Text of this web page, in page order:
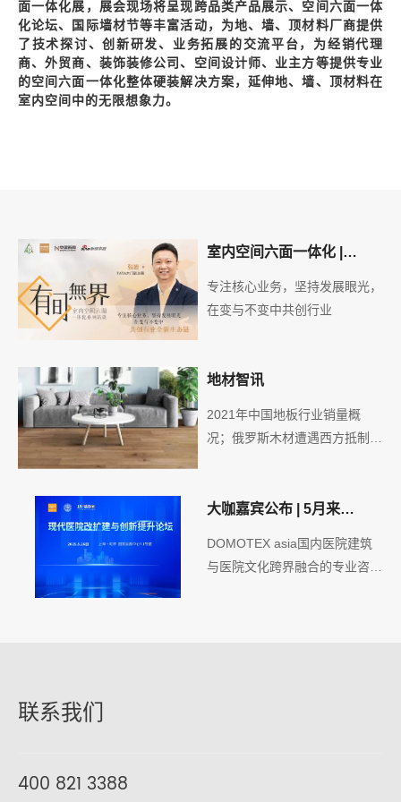
面一体化展，展会现场将呈现跨品类产品展示、空间六面一体
化论坛、国际墙材节等丰富活动，为地、墙、顶材料厂商提供
了技术探讨、创新研发、业务拓展的交流平台，为经销代理
商、外贸商、装饰装修公司、空间设计师、业主方等提供专业
的空间六面一体化整体硬装解决方案，延伸地、墙、顶材料在
室内空间中的无限想象力。
室内空间六面一体化 |
TATA木门张岩
专注核心业务，坚持发展眼光，
在变与不变中共创行业
地材智讯
2021年中国地板行业销量概
况；俄罗斯木材遭遇西方抵制，
大咖嘉宾公布 | 5月来
DOMOTEX asia，高效链接
医养建设核心圈层
DOMOTEX asia国内医院建筑
与医院文化跨界融合的专业咨询
联系我们
400 821 3388